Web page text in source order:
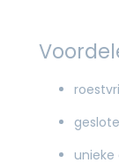
unieke